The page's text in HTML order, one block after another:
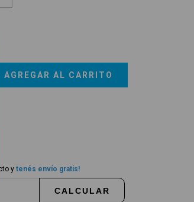
y
y tenés envío gratis!
CALCULAR